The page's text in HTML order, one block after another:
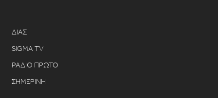
ΔΙΑΣ
SIGMA TV
ΡΑΔΙΟ ΠΡΩΤΟ
ΣΗΜΕΡΙΝΗ